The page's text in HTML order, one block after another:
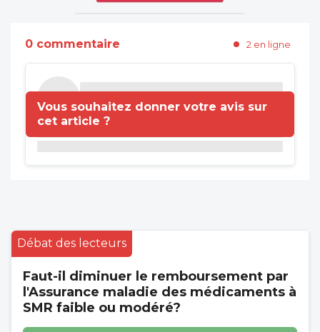
0 commentaire 2 en ligne
Vous souhaitez donner votre avis sur
cet article ?
Débat des lecteurs
Faut-il diminuer le remboursement par
l'Assurance maladie des médicaments à
SMR faible ou modéré?